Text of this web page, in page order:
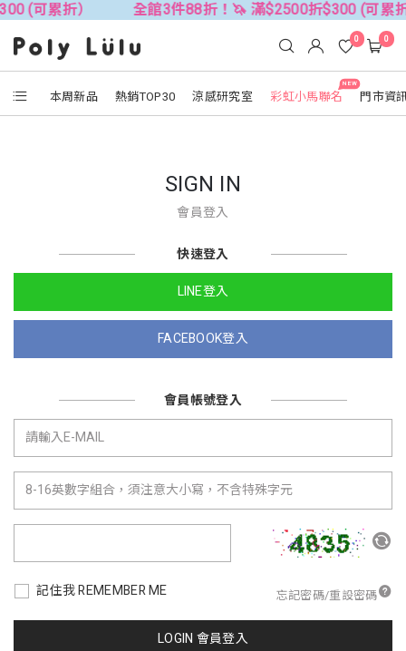
(可累折） 全館3件88折！🦄 滿$2500折$300 (可累
本周新品 熱銷TOP30 涼感研究室
NEW
彩虹小馬聯名 門市資
0 0
SIGN IN
會員登入
快速登入
LINE登入
FACEBOOK登入
會員帳號登入
記住我 REMEMBER ME 忘記密碼/重設密碼
LOGIN 會員登入